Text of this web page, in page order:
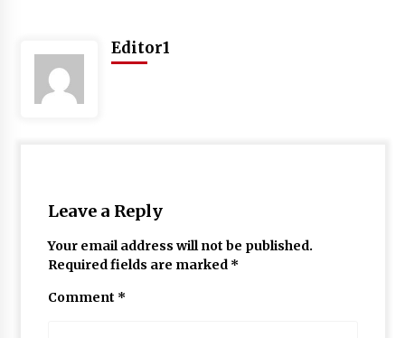
Editor1
Leave a Reply
Your email address will not be published.
Required fields are marked *
Comment *